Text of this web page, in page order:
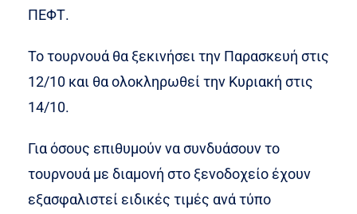
ΠΕΦΤ.
Το τουρνουά θα ξεκινήσει την Παρασκευή στις
12/10 και θα ολοκληρωθεί την Κυριακή στις
14/10.
Για όσους επιθυμούν να συνδυάσουν το
τουρνουά με διαμονή στο ξενοδοχείο έχουν
εξασφαλιστεί ειδικές τιμές ανά τύπο